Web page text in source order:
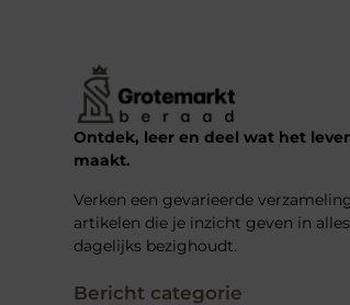
Ontdek, leer en deel wat het
maakt.
Verken een gevarieerde
artikelen die je inzicht geven in
dagelijks bezighoudt.
Bericht categorie